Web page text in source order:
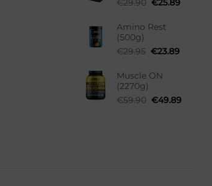
€29.90 Algne
oli:
€25.89
Amino Rest
(500g)
€29.95 Algne
oli:
€23.89
Muscle ON
(2270g)
€59.90 Algne
€49.89